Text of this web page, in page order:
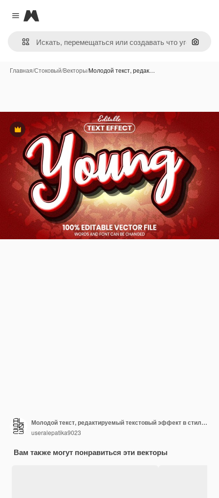
Close menu
Magnific
Поиск
Главная/Стоковый/Векторы/Молодой текст, редак…
Премиум
Молодой текст, редактируемый текстовый эффект в стиле шрифта
useralepatika9023
Вам также могут понравиться эти векторы